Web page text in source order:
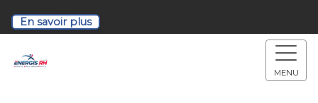
En savoir plus
MENU